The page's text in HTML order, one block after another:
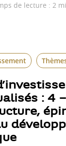
de lecture : 2
: 4 –